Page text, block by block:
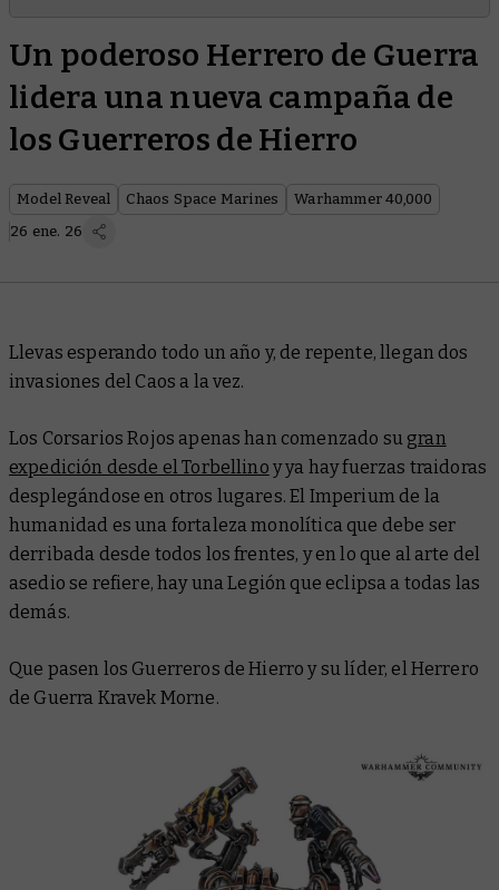
Un poderoso Herrero de Guerra
lidera una nueva campaña de
los Guerreros de Hierro
Model Reveal Chaos Space Marines
Warhammer 40,000
26 ene. 26
Llevas esperando todo un año y, de repente, llegan dos
invasiones del Caos a la vez.
Los Corsarios Rojos apenas han comenzado su gran
expedición desde el Torbellino y ya hay fuerzas traidoras
desplegándose en otros lugares. El Imperium de la
humanidad es una fortaleza monolítica que debe ser
derribada desde todos los frentes, y en lo que al arte del
asedio se refiere, hay una Legión que eclipsa a todas las
demás.
Que pasen los Guerreros de Hierro y su líder, el Herrero
de Guerra Kravek Morne.